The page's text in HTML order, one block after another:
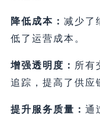
降低成本： 减少了
低了运营成本。
增强透明度： 所有
追踪，提高了供应
提升服务质量： 通